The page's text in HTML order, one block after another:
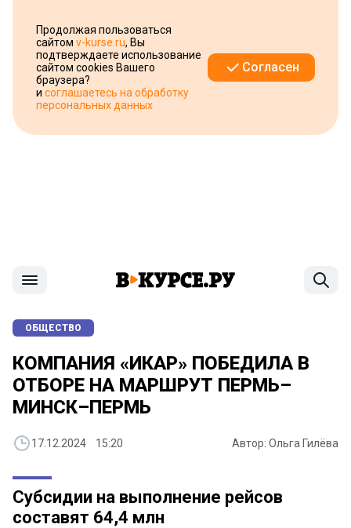
Продолжая пользоваться
сайтом v-kurse.ru, Вы
подтверждаете использование
сайтом cookies Вашего
браузера?
и соглашаетесь на обработку
персональных данных
Согласен
ОБЩЕСТВО
КОМПАНИЯ «ИКАР» ПОБЕДИЛА В
ОТБОРЕ НА МАРШРУТ ПЕРМЬ–
МИНСК–ПЕРМЬ
17.12.2024 15:20 Автор: Ольга Гилёва
Субсидии на выполнение рейсов
составят 64,4 млн